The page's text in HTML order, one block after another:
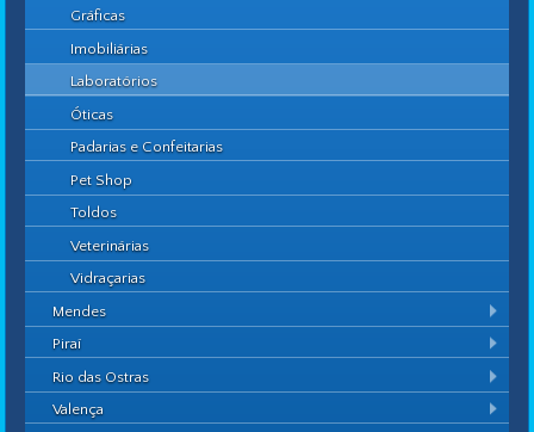
Gráficas
Imobiliárias
Laboratórios
Óticas
Padarias e Confeitarias
Pet Shop
Toldos
Veterinárias
Vidraçarias
Mendes
Piraí
Rio das Ostras
Valença